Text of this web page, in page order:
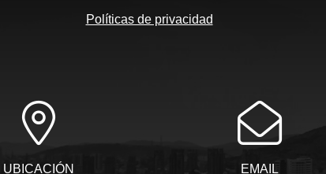
Políticas de privacidad
UBICACIÓN EMAIL